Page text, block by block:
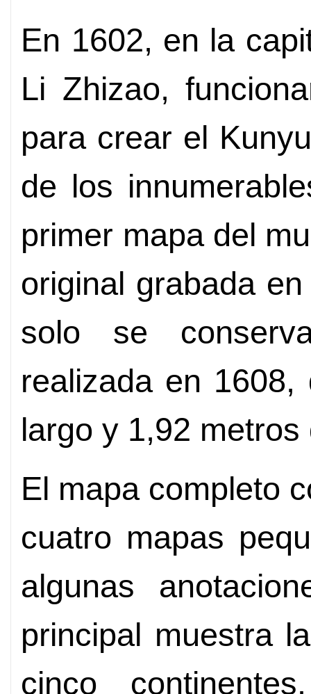
En 1602, en la
Li Zhizao,
para crear el
de los
primer mapa del
original grabada
solo se
realizada en
largo y 1,92
El mapa completo
cuatro mapas
algunas
principal muestra
cinco